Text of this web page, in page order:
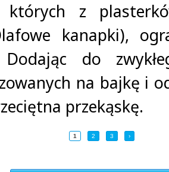
z
kanapki),
Dodając do
na bajkę i
przekąskę.
1 2 3 ›